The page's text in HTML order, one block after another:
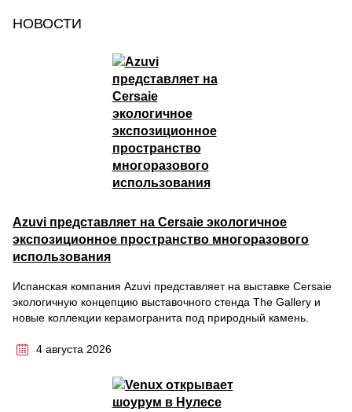
НОВОСТИ
Azuvi представляет на Cersaie экологичное
экспозиционное пространство многоразового
использования
Испанская компания Azuvi представляет на выставке Cersaie
экологичную концепцию выставочного стенда The Gallery и
новые коллекции керамогранита под природный камень.
4 августа 2026